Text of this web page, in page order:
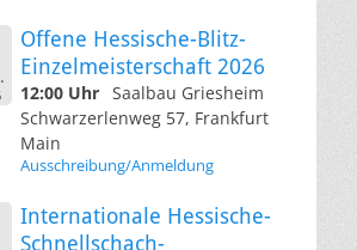
Offene Hessische-Blitz-
Einzelmeisterschaft 2026
12:00 Uhr Saalbau Griesheim
Schwarzerlenweg 57, Frankfurt
Main
Ausschreibung/Anmeldung
Internationale Hessische-
Schnellschach-